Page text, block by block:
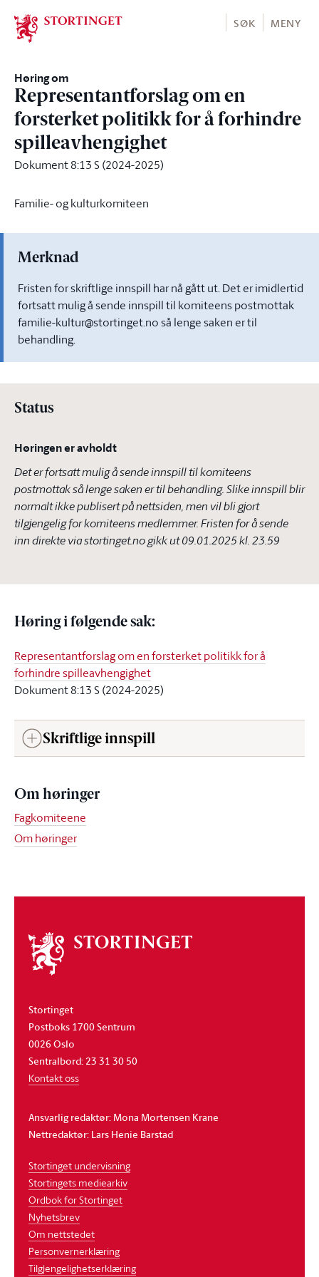
Stortinget.no
SØK MENY
Høring om
Representantforslag om en
forsterket politikk for å forhindre
spilleavhengighet
Dokument 8:13 S (2024-2025)
Familie- og kulturkomiteen
Merknad
Fristen for skriftlige innspill har nå gått ut. Det er imidlertid
fortsatt mulig å sende innspill til komiteens postmottak
familie-kultur@stortinget.no så lenge saken er til
behandling.
Status
Høringen er avholdt
Det er fortsatt mulig å sende innspill til komiteens
postmottak så lenge saken er til behandling. Slike innspill blir
normalt ikke publisert på nettsiden, men vil bli gjort
tilgjengelig for komiteens medlemmer. Fristen for å sende
inn direkte via stortinget.no gikk ut09.01.2025 kl. 23.59
Høring i følgende sak:
Representantforslag om en forsterket politikk for å
forhindre spilleavhengighet
Dokument 8:13 S (2024-2025)
Skriftlige innspill
Om høringer
Fagkomiteene
Om høringer
Om
stortinget
Stortinget
Postboks 1700 Sentrum
0026 Oslo
Sentralbord: 23 31 30 50
Kontakt oss
Ansvarlig redaktør: Mona Mortensen Krane
Nettredaktør: Lars Henie Barstad
Stortinget undervisning
Stortingets mediearkiv
Ordbok for Stortinget
Nyhetsbrev
Om nettstedet
Personvernerklæring
Tilgjengelighetserklæring